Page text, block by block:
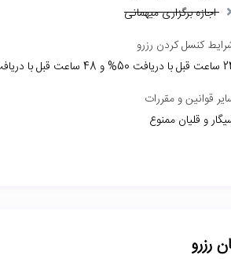
اجازه برگزاری میهمانی
کنسل کردن رزرو
30% از کل وجه امکان کنسلی میشود
قوانین و مقررات
و قلیان ممنوع
رزرو